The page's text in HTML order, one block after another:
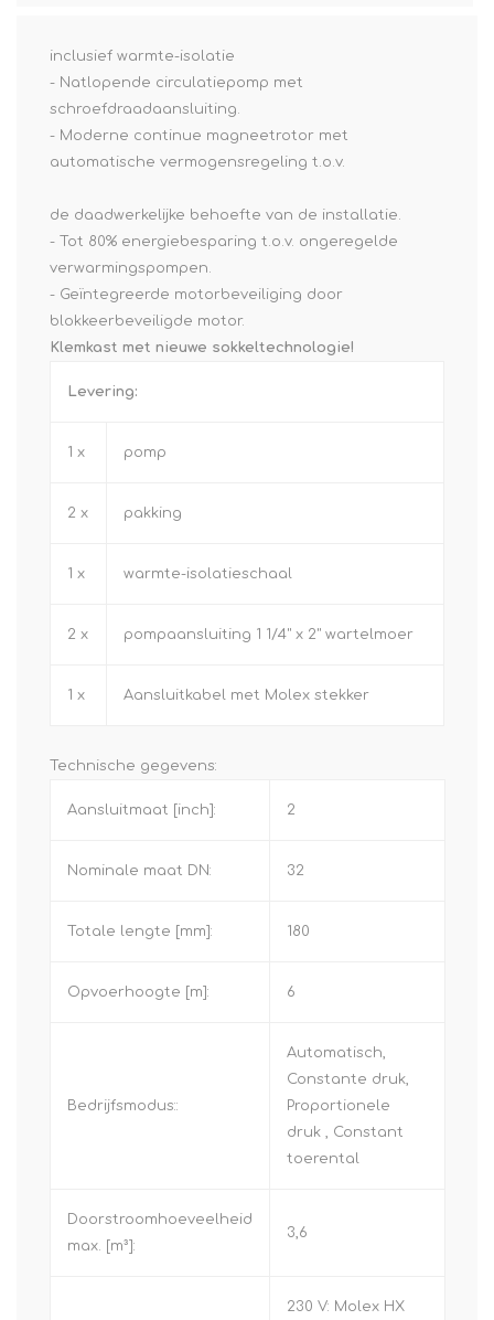
inclusief warmte-isolatie
- Natlopende circulatiepomp met
schroefdraadaansluiting.
- Moderne continue magneetrotor met
automatische vermogensregeling t.o.v.
de daadwerkelijke behoefte van de installatie.
- Tot 80% energiebesparing t.o.v. ongeregelde
verwarmingspompen.
- Geïntegreerde motorbeveiliging door
blokkeerbeveiligde motor.
Klemkast met nieuwe sokkeltechnologie!
Levering:
1 x pomp
2 x pakking
1 x warmte-isolatieschaal
2 x pompaansluiting 1 1/4" x 2" wartelmoer
1 x Aansluitkabel met Molex stekker
Technische gegevens:
Aansluitmaat [inch]: 2
Nominale maat DN: 32
Totale lengte [mm]: 180
Opvoerhoogte [m]: 6
Bedrijfsmodus::
Automatisch,
Constante druk,
Proportionele
druk , Constant
toerental
Doorstroomhoeveelheid
max. [m³]:
3,6
230 V: Molex HX